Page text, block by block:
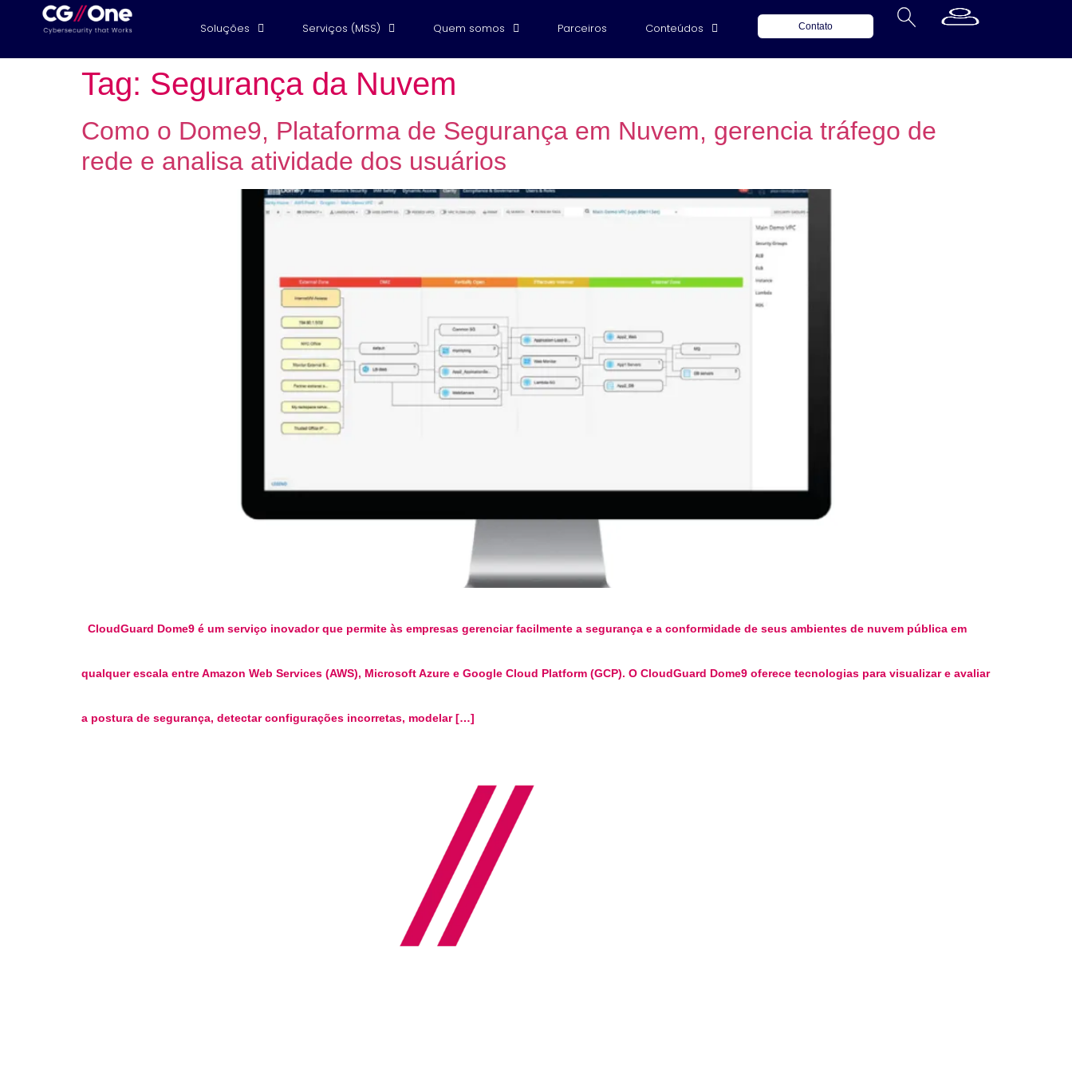
Soluções Serviços (MSS) Quem somos Parceiros Conteúdos Contato
Tag: Segurança da Nuvem
Como o Dome9, Plataforma de Segurança em Nuvem, gerencia tráfego de
rede e analisa atividade dos usuários
CloudGuard Dome9 é um serviço inovador que permite às empresas gerenciar facilmente a segurança e a conformidade de seus ambientes de nuvem pública em
qualquer escala entre Amazon Web Services (AWS), Microsoft Azure e Google Cloud Platform (GCP). O CloudGuard Dome9 oferece tecnologias para visualizar e avaliar
a postura de segurança, detectar configurações incorretas, modelar […]